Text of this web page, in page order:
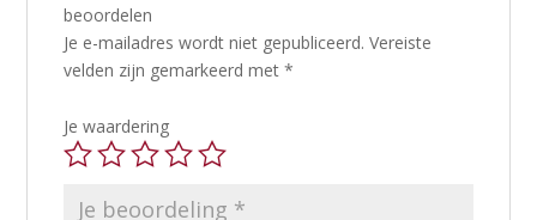
beoordelen
Je e-mailadres wordt niet gepubliceerd. Vereiste
velden zijn gemarkeerd met*
Je waardering